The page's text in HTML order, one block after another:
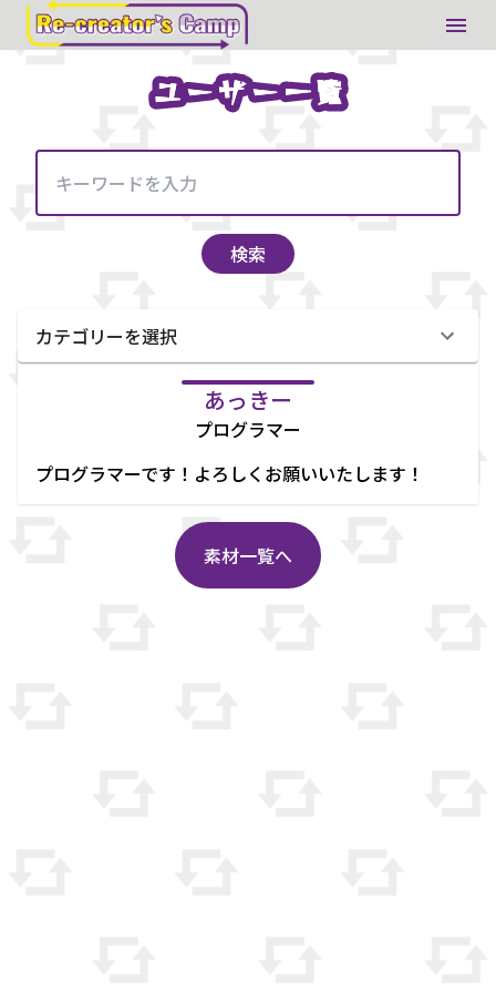
ユーザー一覧
ユーザー一覧
検索
カテゴリーを選択
あっきー
プログラマー
プログラマーです！よろしくお願いいたします！
素材一覧へ